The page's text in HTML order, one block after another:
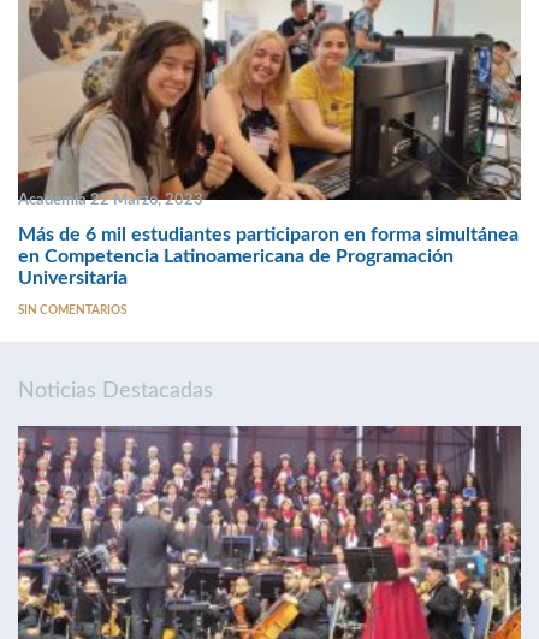
Academia 22 Marzo, 2023
Más de 6 mil estudiantes participaron en forma simultánea
en Competencia Latinoamericana de Programación
Universitaria
SIN COMENTARIOS
Noticias Destacadas